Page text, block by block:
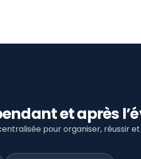
et après
pour organiser, réussir